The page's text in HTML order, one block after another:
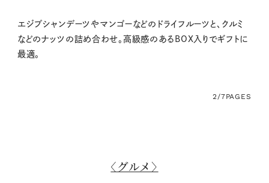
エジプシャンデーツやマンゴーなどのドライフルーツと、クルミ
などのナッツの詰め合わせ。高級感のあるBOX入りでギフトに
最適。
2/7PAGES
〈グルメ〉